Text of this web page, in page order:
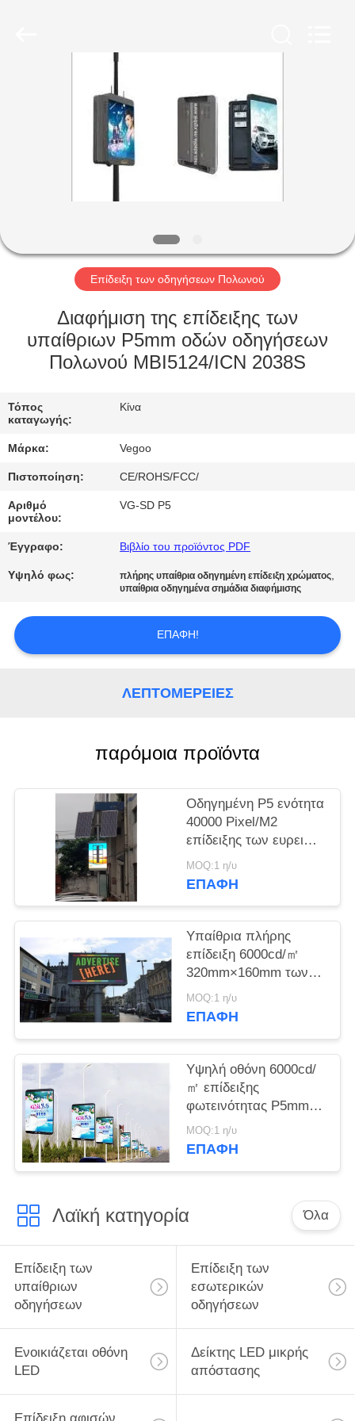
ΠΡΟΪΌΝΤΑ
ΣΧΕΤΙΚΆ
ΜΕ
ΕΠΙΣΚΕΨΉ
ΕΡΓΟΣΤΑΣΊΟΥ
ΈΛΕΓΧΟΣ
ΠΟΙΌΤΗΤΑΣ
ΕΠΙΚΟΙΝΩΝΉΣΤΕ
ΜΑΖΊ
ΜΑΣ
ΕΙΔΉΣΕΙΣ
ΖΗΤΉΣΤΕ
ΠΡΟΣΦΟΡΆ
PRIVACY
POLICY
Επίδειξη των οδηγήσεων Πολωνού
Διαφήμιση της επίδειξης των
υπαίθριων P5mm οδών οδηγήσεων
Πολωνού MBI5124/ICN 2038S
Τόπος
καταγωγής:
Κίνα
Μάρκα: Vegoo
Πιστοποίηση: CE/ROHS/FCC/
Αριθμό
μοντέλου:
VG-SD P5
Έγγραφο: Βιβλίο του προϊόντος PDF
Υψηλό φως: πλήρης υπαίθρια οδηγημένη επίδειξη χρώματος,
υπαίθρια οδηγημένα σημάδια διαφήμισης
ΕΠΑΦΉ!
ΛΕΠΤΟΜΈΡΕΙΕΣ
παρόμοια προϊόντα
Οδηγημένη P5 ενότητα
40000 Pixel/M2
επίδειξης των ευρειών
εξέτασης γωνίας
οδηγήσεων Πολωνού
MOQ:1 η/υ
ΕΠΑΦΉ
Υπαίθρια πλήρης
επίδειξη 6000cd/㎡
320mm×160mm των
οδηγήσεων χρώματος
1R1G1B SMD2727
MOQ:1 η/υ
ΕΠΑΦΉ
Υψηλή οθόνη 6000cd/
㎡ επίδειξης
φωτεινότητας P5mm
υπαίθρια οδηγημένη
οδηγημένη έξω
MOQ:1 η/υ
ΕΠΑΦΉ
Λαϊκή κατηγορία Όλα
Επίδειξη των
υπαίθριων
οδηγήσεων
Επίδειξη των
εσωτερικών
οδηγήσεων
Ενοικιάζεται οθόνη
LED
Δείκτης LED μικρής
απόστασης